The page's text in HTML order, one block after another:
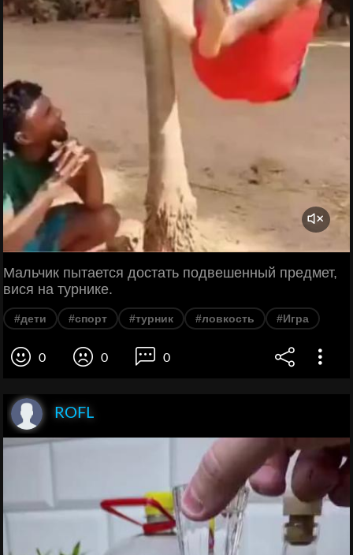
Мальчик пытается достать подвешенный предмет,
вися на турнике.
#дети #спорт #турник #ловкость #Игра
0 0 0
ROFL